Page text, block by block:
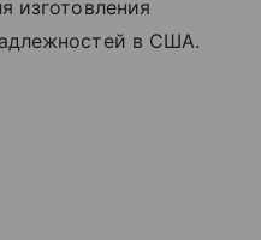
изготовления
в США.